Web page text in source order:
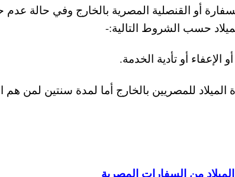
أو القنصلية المصرية بالخارج وفي حالة
حسب الشروط التالية:-
الإعفاء أو تأدية الخدمة.
للمصريين بالخارج أما لمدة سنتين لمن هم
من السفارات المصرية